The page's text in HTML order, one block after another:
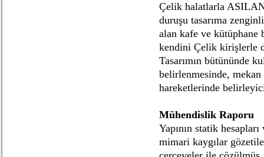
Çelik halatlarla
duruşu tasarıma
alan kafe ve
kendini Çelik kirişlerle
Tasarımın bütününde
belirlenmesinde, mekan
hareketlerinde
Mühendislik Raporu
Yapının statik
mimari kaygılar